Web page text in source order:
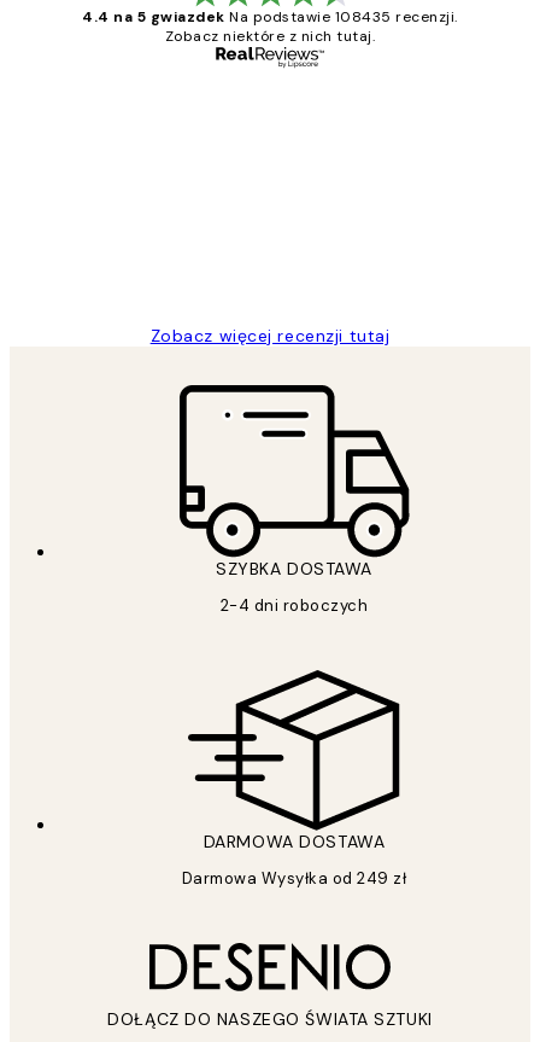
4.4 na 5 gwiazdek Na podstawie 108435 recenzji.
Zobacz niektóre z nich tutaj.
Zobacz więcej recenzji tutaj
SZYBKA DOSTAWA
2-4 dni roboczych
DARMOWA DOSTAWA
Darmowa Wysyłka od 249 zł
DOŁĄCZ DO NASZEGO ŚWIATA SZTUKI